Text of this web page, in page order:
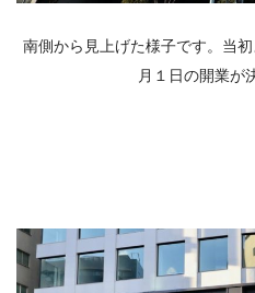
南側から見上げた様子です。当
月１日の開業が